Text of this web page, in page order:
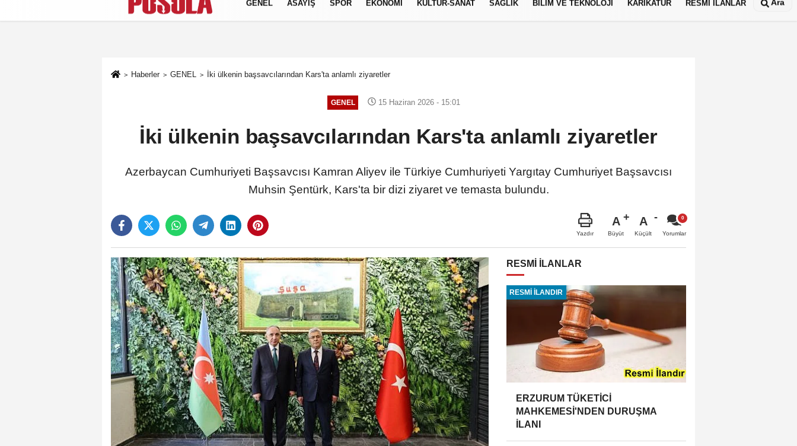
Künye İletişim Gizlilik Politikası
GENEL ASAYİŞ SPOR EKONOMİ KÜLTÜR-SANAT SAĞLIK BİLİM VE TEKNOLOJİ KARİKATÜR RESMİ İLANLAR Ara
Haberler GENEL İki ülkenin başsavcılarından Kars'ta anlamlı ziyaretler
GENEL 15 Haziran 2026 - 15:01
İki ülkenin başsavcılarından Kars'ta anlamlı ziyaretler
Azerbaycan Cumhuriyeti Başsavcısı Kamran Aliyev ile Türkiye Cumhuriyeti Yargıtay Cumhuriyet Başsavcısı
Muhsin Şentürk, Kars'ta bir dizi ziyaret ve temasta bulundu.
Yazdır
A
Büyüt
A
Küçült Yorumlar
RESMİ İLANLAR
RESMİ İLANDIR
ERZURUM TÜKETİCİ
MAHKEMESİ'NDEN DURUŞMA
İLANI